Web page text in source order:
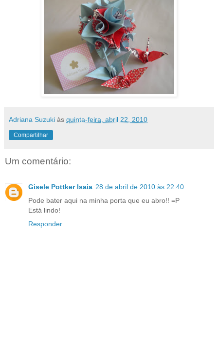
Adriana Suzuki às quinta-feira, abril 22, 2010
Compartilhar
Um comentário:
Gisele Pottker Isaia 28 de abril de 2010 às 22:40
Pode bater aqui na minha porta que eu abro!! =P
Está lindo!
Responder